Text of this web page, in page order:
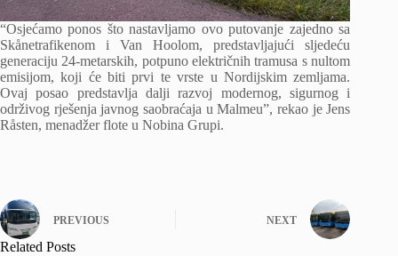
“Osjećamo ponos što nastavljamo ovo putovanje zajedno sa
Skånetrafikenom i Van Hoolom, predstavljajući sljedeću
generaciju 24-metarskih, potpuno električnih tramusa s nultom
emisijom, koji će biti prvi te vrste u Nordijskim zemljama.
Ovaj posao predstavlja dalji razvoj modernog, sigurnog i
održivog rješenja javnog saobraćaja u Malmeu”, rekao je Jens
Råsten, menadžer flote u Nobina Grupi.
PREVIOUS NEXT
Related Posts